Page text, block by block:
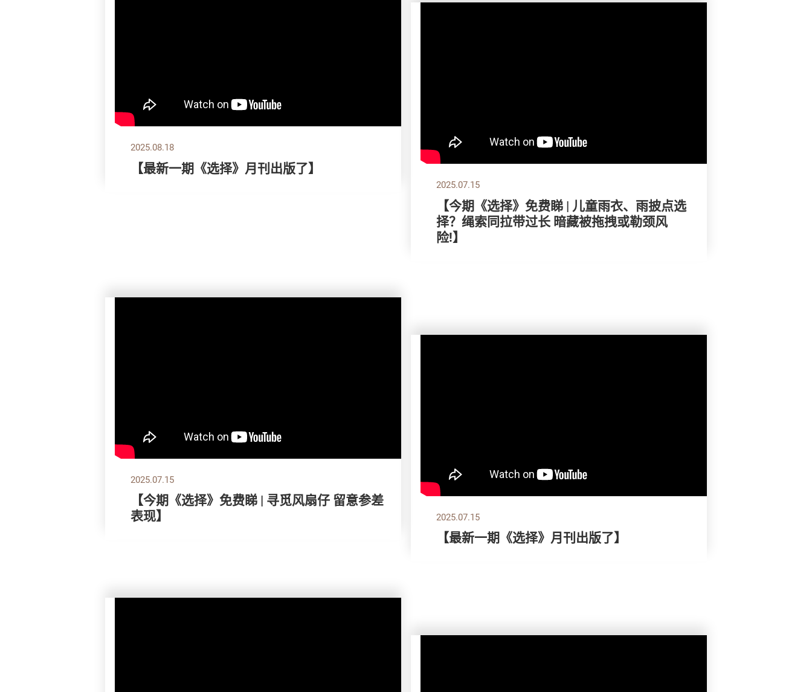
2025.08.18
【最新一期《选择》月刊出版了】
2025.07.15
【今期《选择》免费睇 | 儿童雨衣、雨披点选
择？绳索同拉带过长 暗藏被拖拽或勒颈风
险!】
2025.07.15
【今期《选择》免费睇 | 寻觅风扇仔 留意参差
表现】
2025.07.15
【最新一期《选择》月刊出版了】